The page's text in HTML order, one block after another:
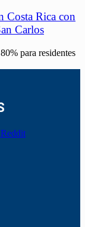
Costa Rica con
Carlos
para residentes
Reddit